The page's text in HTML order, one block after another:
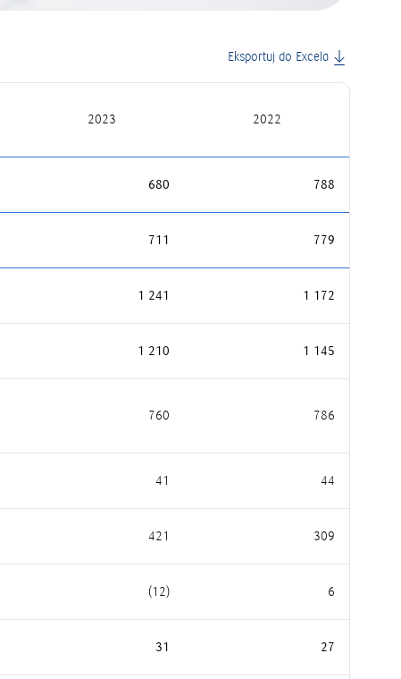
Eksportuj do Excela
2023 2022
680 788
711 779
1 241 1 172
1 210 1 145
760 786
41 44
421 309
(12) 6
31 27